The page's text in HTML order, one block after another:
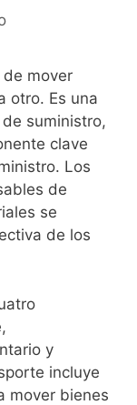
mover
otro. Es una
suministro,
clave
Los
de
se
de los
y
incluye
mover bienes